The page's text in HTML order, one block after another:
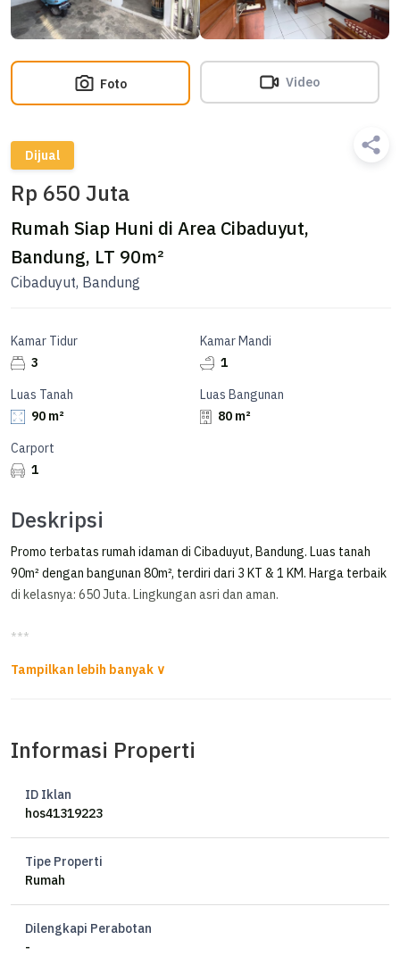
Foto Video
Dijual
Rp 650 Juta
Rumah Siap Huni di Area Cibaduyut,
Bandung, LT 90m²
Cibaduyut, Bandung
Kamar Tidur
3
Kamar Mandi
1
Luas Tanah
90 m²
Luas Bangunan
80 m²
Carport
1
Deskripsi
Promo terbatas rumah idaman di Cibaduyut, Bandung. Luas tanah
90m² dengan bangunan 80m², terdiri dari 3 KT & 1 KM. Harga terbaik
di kelasnya: 650 Juta. Lingkungan asri dan aman.
***
LT 90m²
KT 3
KM 1
Listrik 1300W token
Op 650jt nego
Informasi Properti
ID Iklan
hos41319223
Tipe Properti
Rumah
Dilengkapi Perabotan
-